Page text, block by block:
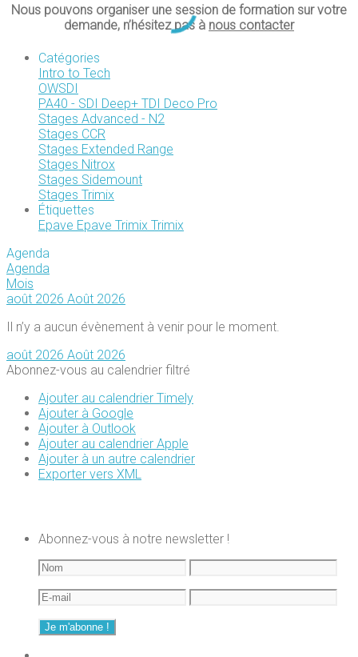
Nous pouvons organiser une session de formation sur votre
demande, n’hésitez pas à nous contacter
Catégories
Intro to Tech
OWSDI
PA40 - SDI Deep+ TDI Deco Pro
Stages Advanced - N2
Stages CCR
Stages Extended Range
Stages Nitrox
Stages Sidemount
Stages Trimix
Étiquettes
Epave Epave Trimix Trimix
Agenda
Agenda
Mois
août 2026 Août 2026
Il n’y a aucun évènement à venir pour le moment.
août 2026 Août 2026
Abonnez-vous au calendrier filtré
Ajouter au calendrier Timely
Ajouter à Google
Ajouter à Outlook
Ajouter au calendrier Apple
Ajouter à un autre calendrier
Exporter vers XML
Abonnez-vous à notre newsletter !